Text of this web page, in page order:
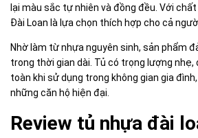
lại màu sắc tự nhiên và đồng đều. Với
Đài Loan là lựa chọn thích hợp cho cả
Nhờ làm từ nhựa nguyên sinh, sản phẩm
trong thời gian dài. Tủ có trọng lượng nhẹ,
toàn khi sử dụng trong không gian gia
những căn hộ hiện đại.
Review tủ nhựa đài